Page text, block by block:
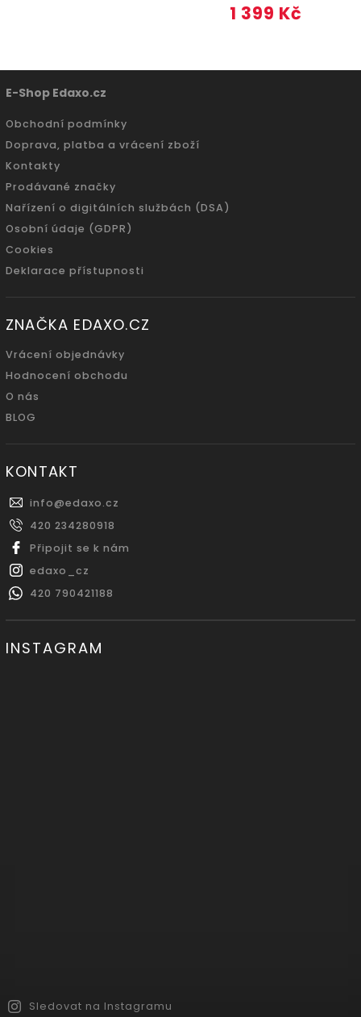
1 399 Kč
E-Shop Edaxo.cz
Obchodní podmínky
Doprava, platba a vrácení zboží
Kontakty
Prodávané značky
Nařízení o digitálních službách (DSA)
Osobní údaje (GDPR)
Cookies
Deklarace přístupnosti
ZNAČKA EDAXO.CZ
Vrácení objednávky
Hodnocení obchodu
O nás
BLOG
KONTAKT
info@edaxo.cz
420 234280918
Připojit se k nám
edaxo_cz
420 790421188
INSTAGRAM
Sledovat na Instagramu